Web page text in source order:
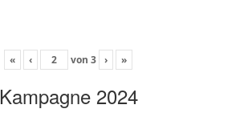
« ‹ von 3 › »
Kampagne 2024